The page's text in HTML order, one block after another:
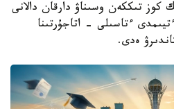
كوز تىككەن وسىناۋ دارقان دالانى
ءتاسىلى - اتاجۇرتىنا
ەدى.